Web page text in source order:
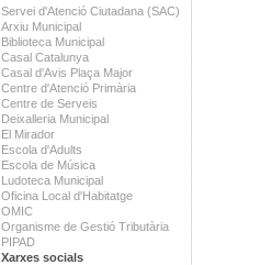
Servei d'Atenció Ciutadana (SAC)
Arxiu Municipal
Biblioteca Municipal
Casal Catalunya
Casal d'Avis Plaça Major
Centre d'Atenció Primària
Centre de Serveis
Deixalleria Municipal
El Mirador
Escola d'Adults
Escola de Música
Ludoteca Municipal
Oficina Local d'Habitatge
OMIC
Organisme de Gestió Tributària
PIPAD
Xarxes socials